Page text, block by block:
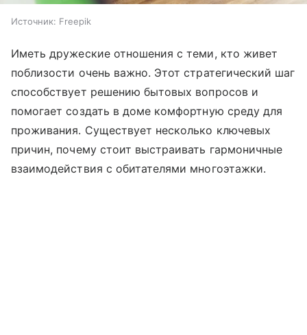
Источник: Freepik
Иметь дружеские отношения с теми, кто живет
поблизости очень важно. Этот стратегический шаг
способствует решению бытовых вопросов и
помогает создать в доме комфортную среду для
проживания. Существует несколько ключевых
причин, почему стоит выстраивать гармоничные
взаимодействия с обитателями многоэтажки.